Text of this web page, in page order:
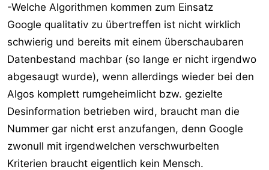
-Welche Algorithmen kommen zum Einsatz
Google qualitativ zu übertreffen ist nicht wirklich
schwierig und bereits mit einem überschaubaren
Datenbestand machbar (so lange er nicht irgendwo
abgesaugt wurde), wenn allerdings wieder bei den
Algos komplett rumgeheimlicht bzw. gezielte
Desinformation betrieben wird, braucht man die
Nummer gar nicht erst anzufangen, denn Google
zwonull mit irgendwelchen verschwurbelten
Kriterien braucht eigentlich kein Mensch.